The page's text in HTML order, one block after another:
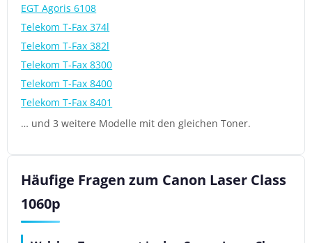
EGT Agoris 6108
Telekom T-Fax 374l
Telekom T-Fax 382l
Telekom T-Fax 8300
Telekom T-Fax 8400
Telekom T-Fax 8401
… und 3 weitere Modelle mit den gleichen Toner.
Häufige Fragen zum Canon Laser Class
1060p